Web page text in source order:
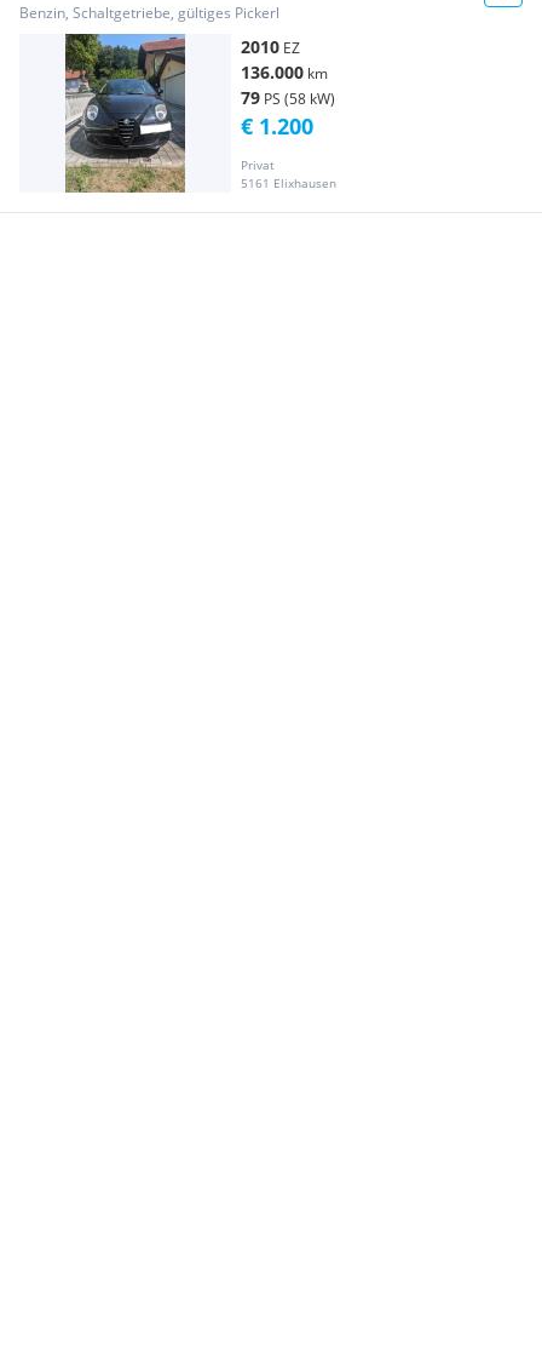
Benzin, Schaltgetriebe, gültiges Pickerl
2010 EZ
136.000 km
79 PS (58 kW)
Privat
5161 Elixhausen
€ 1.200